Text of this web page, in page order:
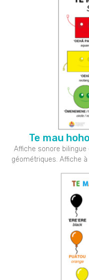
Te mau
Affiche sonore
géométriques. Affiche